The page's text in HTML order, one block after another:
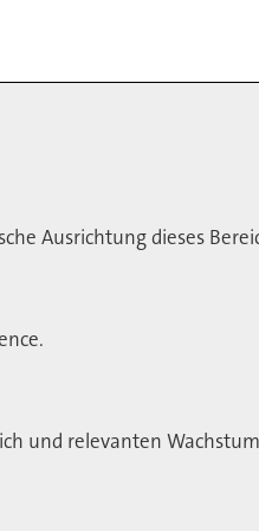
Ausrichtung dieses
und relevanten